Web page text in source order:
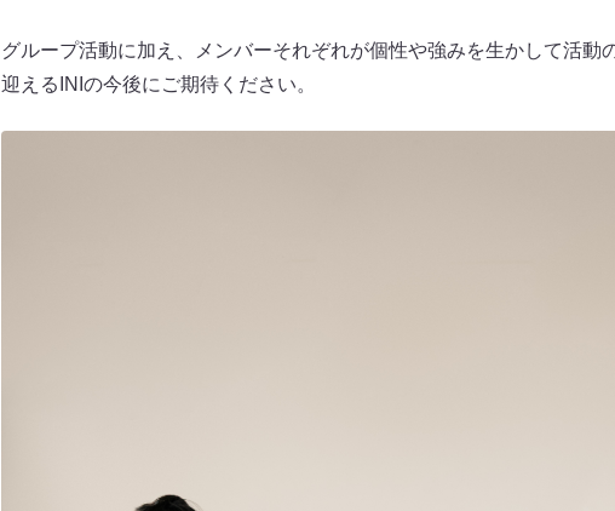
グループ活動に加え、メンバーそれぞれが個性や強みを生かして活動
迎えるINIの今後にご期待ください。